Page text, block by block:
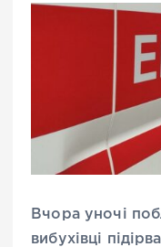
Вчора уночі
вибухівці